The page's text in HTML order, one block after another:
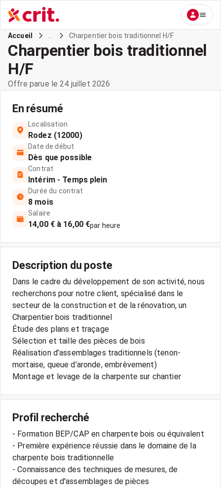
Accueil Charpentier bois traditionnel H/F
Charpentier bois traditionnel
H/F
Offre parue le 24 juillet 2026
En résumé
Localisation
Rodez (12000)
Date de début
Dès que possible
Contrat
Intérim - Temps plein
Durée du contrat
8 mois
Salaire
14,00 € à 16,00 €par heure
Description du poste
Dans le cadre du développement de son activité, nous
recherchons pour notre client, spécialisé dans le
secteur de la construction et de la rénovation, un
Charpentier bois traditionnel
Étude des plans et traçage
Sélection et taille des pièces de bois
Réalisation d’assemblages traditionnels (tenon-
mortaise, queue d’aronde, embrèvement)
Montage et levage de la charpente sur chantier
Profil recherché
- Formation BEP/CAP en charpente bois ou équivalent
- Première expérience réussie dans le domaine de la
charpente bois traditionnelle
- Connaissance des techniques de mesures, de
découpes et d'assemblages de pièces